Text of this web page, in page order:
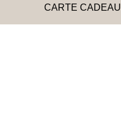
CARTE CADEAU